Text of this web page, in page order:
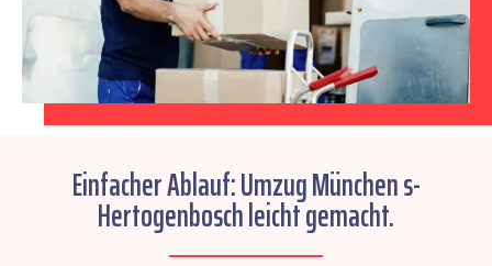
Einfacher Ablauf: Umzug München s-
Hertogenbosch leicht gemacht.